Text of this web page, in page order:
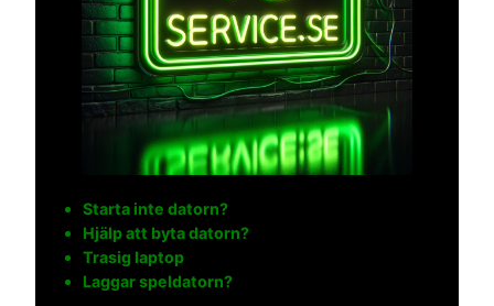
Starta inte datorn?
Hjälp att byta datorn?
Trasig laptop
Laggar speldatorn?